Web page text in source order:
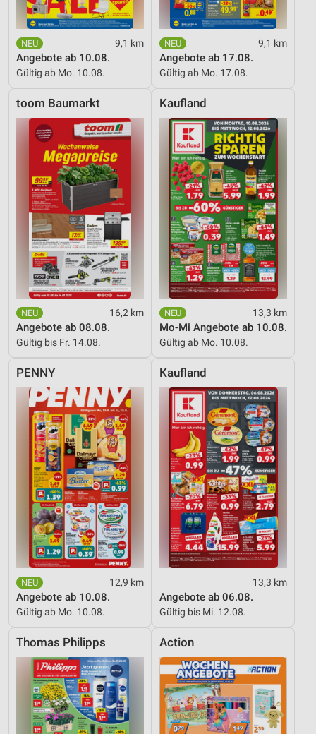
9,1 km
Angebote ab 10.08.
Gültig ab Mo. 10.08.
9,1 km
Angebote ab 17.08.
Gültig ab Mo. 17.08.
toom Baumarkt
16,2 km
Angebote ab 08.08.
Gültig bis Fr. 14.08.
Kaufland
13,3 km
Mo-Mi Angebote ab 10.08.
Gültig ab Mo. 10.08.
PENNY
12,9 km
Angebote ab 10.08.
Gültig ab Mo. 10.08.
Kaufland
13,3 km
Angebote ab 06.08.
Gültig bis Mi. 12.08.
Thomas Philipps Action